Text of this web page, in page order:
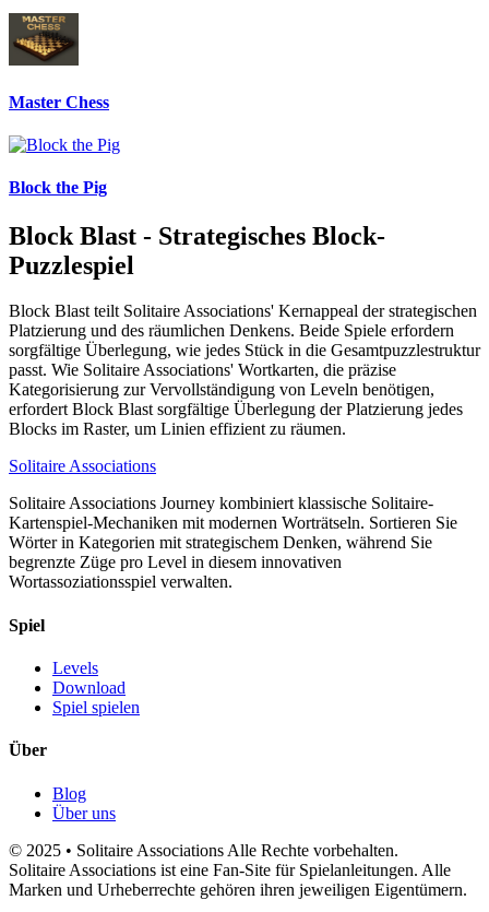
Master Chess
Block the Pig
Block Blast - Strategisches Block-
Puzzlespiel
Block Blast teilt Solitaire Associations' Kernappeal der strategischen
Platzierung und des räumlichen Denkens. Beide Spiele erfordern
sorgfältige Überlegung, wie jedes Stück in die Gesamtpuzzlestruktur
passt. Wie Solitaire Associations' Wortkarten, die präzise
Kategorisierung zur Vervollständigung von Leveln benötigen,
erfordert Block Blast sorgfältige Überlegung der Platzierung jedes
Blocks im Raster, um Linien effizient zu räumen.
Solitaire Associations
Solitaire Associations Journey kombiniert klassische Solitaire-
Kartenspiel-Mechaniken mit modernen Worträtseln. Sortieren Sie
Wörter in Kategorien mit strategischem Denken, während Sie
begrenzte Züge pro Level in diesem innovativen
Wortassoziationsspiel verwalten.
Spiel
Levels
Download
Spiel spielen
Über
Blog
Über uns
© 2025 • Solitaire Associations Alle Rechte vorbehalten.
Solitaire Associations ist eine Fan-Site für Spielanleitungen. Alle
Marken und Urheberrechte gehören ihren jeweiligen Eigentümern.